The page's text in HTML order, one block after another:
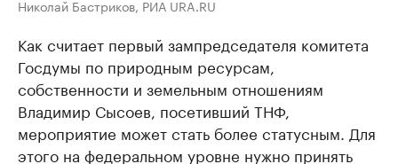
Николай Бастриков, РИА URA.RU
Как считает первый зампредседателя комитета
Госдумы по природным ресурсам,
собственности и земельным отношениям
Владимир Сысоев, посетивший ТНФ,
мероприятие может стать более статусным. Для
этого на федеральном уровне нужно принять